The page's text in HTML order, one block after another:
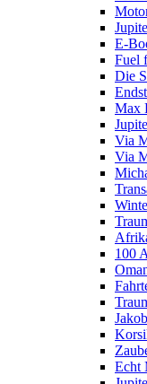
E-
Fuel
Die
Max
Via
Via
100
Echt